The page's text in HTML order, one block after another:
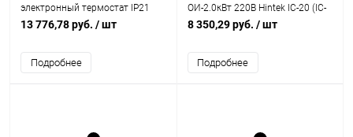
электронный термостат IP21
вилка (EPHBE20PR)
13 776,78 руб. / шт
Подробнее
ОИ-2.0кВт 220В Hintek IC-20 (IC-
20)
8 350,29 руб. / шт
Подробнее